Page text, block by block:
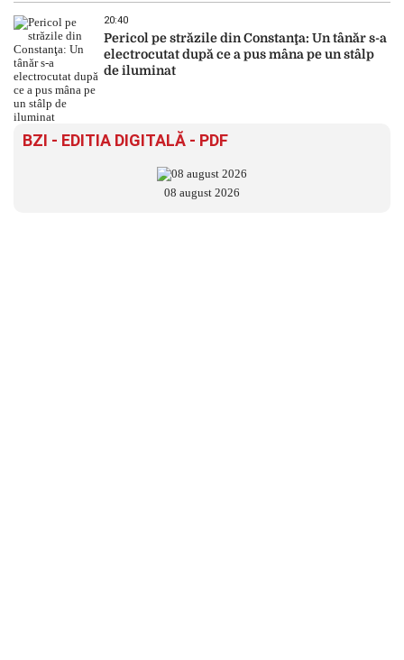
20:40
Pericol pe străzile din Constanţa: Un tânăr s-a
electrocutat după ce a pus mâna pe un stâlp
de iluminat
BZI - EDITIA DIGITALĂ - PDF
08 august 2026